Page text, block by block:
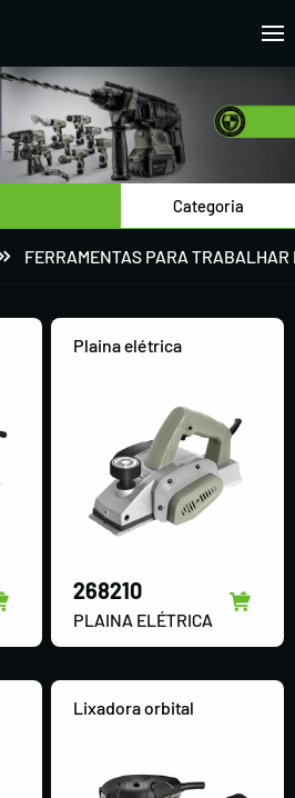
Categoria
FERRAMENTAS PARA TRABALHAR
Plaina elétrica
268210
PLAINA ELÉTRICA
Lixadora orbital